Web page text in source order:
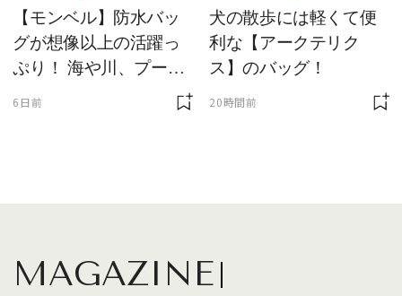
【モンベル】防水バッ
グが想像以上の活躍っ
ぷり！ 海や川、プール
6日前
犬の散歩には軽くて便
利な【アークテリク
ス】のバッグ！
20時間前
MAGAZINE